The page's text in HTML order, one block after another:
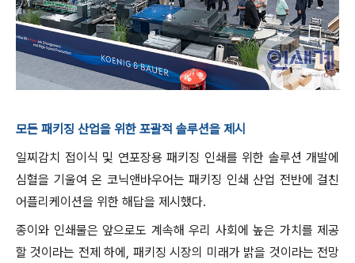
모든 패키징 산업을 위한 포괄적 솔루션을 제시
일찌감치 접이식 및 연포장용 패키징 인쇄를 위한 솔루션 개발에
심혈을 기울여 온 코닉앤바우어는 패키징 인쇄 산업 전반에 걸친
어플리케이션을 위한 해답을 제시했다.
종이와 인쇄물은 앞으로도 계속해 우리 사회에 높은 가치를 제공
할 것이라는 전제 하에, 패키징 시장의 미래가 밝을 것이라는 전망